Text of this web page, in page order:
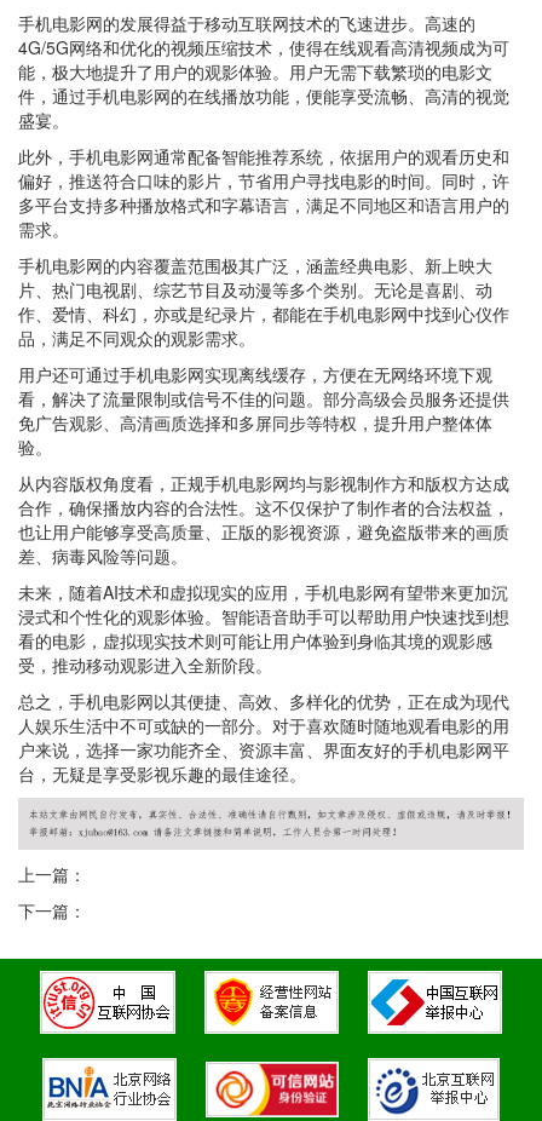
手机电影网的发展得益于移动互联网技术的飞速进步。高速的
4G/5G网络和优化的视频压缩技术，使得在线观看高清视频成为可
能，极大地提升了用户的观影体验。用户无需下载繁琐的电影文
件，通过手机电影网的在线播放功能，便能享受流畅、高清的视觉
盛宴。
此外，手机电影网通常配备智能推荐系统，依据用户的观看历史和
偏好，推送符合口味的影片，节省用户寻找电影的时间。同时，许
多平台支持多种播放格式和字幕语言，满足不同地区和语言用户的
需求。
手机电影网的内容覆盖范围极其广泛，涵盖经典电影、新上映大
片、热门电视剧、综艺节目及动漫等多个类别。无论是喜剧、动
作、爱情、科幻，亦或是纪录片，都能在手机电影网中找到心仪作
品，满足不同观众的观影需求。
用户还可通过手机电影网实现离线缓存，方便在无网络环境下观
看，解决了流量限制或信号不佳的问题。部分高级会员服务还提供
免广告观影、高清画质选择和多屏同步等特权，提升用户整体体
验。
从内容版权角度看，正规手机电影网均与影视制作方和版权方达成
合作，确保播放内容的合法性。这不仅保护了制作者的合法权益，
也让用户能够享受高质量、正版的影视资源，避免盗版带来的画质
差、病毒风险等问题。
未来，随着AI技术和虚拟现实的应用，手机电影网有望带来更加沉
浸式和个性化的观影体验。智能语音助手可以帮助用户快速找到想
看的电影，虚拟现实技术则可能让用户体验到身临其境的观影感
受，推动移动观影进入全新阶段。
总之，手机电影网以其便捷、高效、多样化的优势，正在成为现代
人娱乐生活中不可或缺的一部分。对于喜欢随时随地观看电影的用
户来说，选择一家功能齐全、资源丰富、界面友好的手机电影网平
台，无疑是享受影视乐趣的最佳途径。
上一篇：
下一篇：